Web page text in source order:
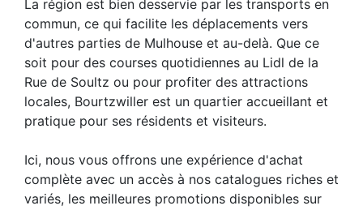
La région est bien desservie par les transports en
commun, ce qui facilite les déplacements vers
d'autres parties de Mulhouse et au-delà. Que ce
soit pour des courses quotidiennes au Lidl de la
Rue de Soultz ou pour profiter des attractions
locales, Bourtzwiller est un quartier accueillant et
pratique pour ses résidents et visiteurs.
Ici, nous vous offrons une expérience d'achat
complète avec un accès à nos catalogues riches et
variés, les meilleures promotions disponibles sur